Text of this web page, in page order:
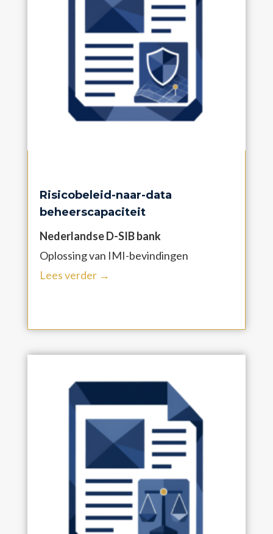
Risicobeleid-naar-data
beheerscapaciteit
Nederlandse D-SIB bank
Oplossing van IMI-bevindingen
Lees verder →